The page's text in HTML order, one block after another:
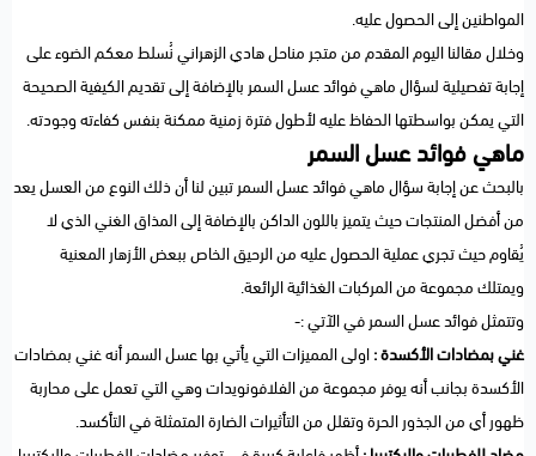
المواطنين إلى الحصول عليه.
وخلال مقالنا اليوم المقدم من متجر مناحل هادي الزهراني نُسلط معكم الضوء على
إجابة تفصيلية لسؤال ماهي فوائد عسل السمر بالإضافة إلى تقديم الكيفية الصحيحة
التي يمكن بواسطتها الحفاظ عليه لأطول فترة زمنية ممكنة بنفس كفاءته وجودته.
ماهي فوائد عسل السمر
بالبحث عن إجابة سؤال ماهي فوائد عسل السمر تبين لنا أن ذلك النوع من العسل يعد
من أفضل المنتجات حيث يتميز باللون الداكن بالإضافة إلى المذاق الغني الذي لا
يُقاوم حيث تجري عملية الحصول عليه من الرحيق الخاص ببعض الأزهار المعنية
ويمتلك مجموعة من المركبات الغذائية الرائعة.
وتتمثل فوائد عسل السمر في الآتي :-
غني بمضادات الأكسدة :اولى المميزات التي يأتي بها عسل السمر أنه غني بمضادات
الأكسدة بجانب أنه يوفر مجموعة من الفلافونويدات وهي التي تعمل على محاربة
ظهور أي من الجذور الحرة وتقلل من التأثيرات الضارة المتمثلة في التأكسد.